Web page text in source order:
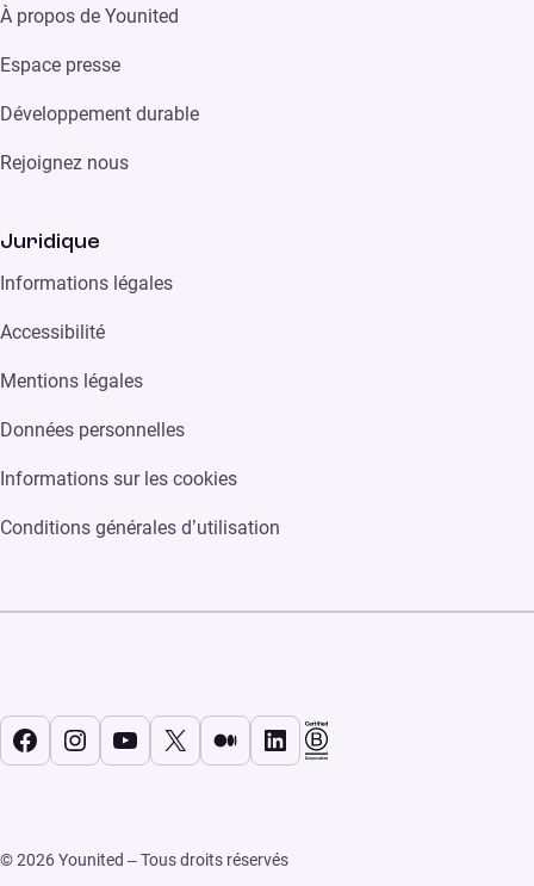
À propos de Younited
Espace presse
Développement durable
Rejoignez nous
Juridique
Informations légales
Accessibilité
Mentions légales
Données personnelles
Informations sur les cookies
Conditions générales d’utilisation
© 2026 Younited – Tous droits réservés
Facebook
Instagram
YouTube
X Medium
LinkedIn